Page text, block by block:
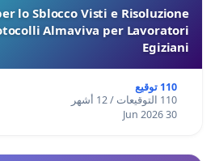
lo Sblocco Visti e Risoluzione
Almaviva per Lavoratori
Egiziani
110 توقيع
110 التوقيعات / 12 أشهر
30 Jun 2026